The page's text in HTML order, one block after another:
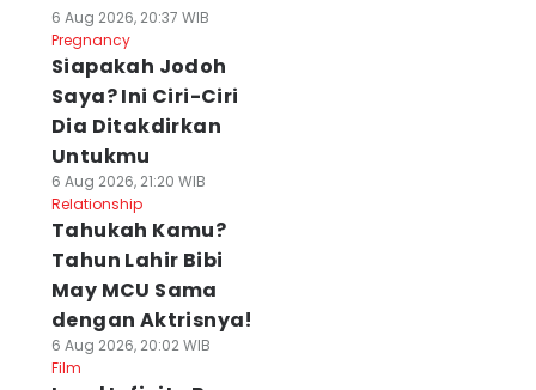
6 Aug 2026, 20:37 WIB
Pregnancy
Siapakah Jodoh
Saya? Ini Ciri-Ciri
Dia Ditakdirkan
Untukmu
6 Aug 2026, 21:20 WIB
Relationship
Tahukah Kamu?
Tahun Lahir Bibi
May MCU Sama
dengan Aktrisnya!
6 Aug 2026, 20:02 WIB
Film